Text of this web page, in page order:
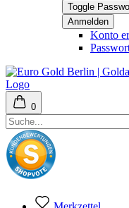
Toggle
Konto
0